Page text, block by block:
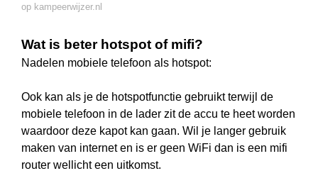
op kampeerwijzer.nl
Wat is beter hotspot of mifi?
Nadelen mobiele telefoon als hotspot:
Ook kan als je de hotspotfunctie gebruikt terwijl de
mobiele telefoon in de lader zit de accu te heet worden
waardoor deze kapot kan gaan. Wil je langer gebruik
maken van internet en is er geen WiFi dan is een mifi
router wellicht een uitkomst.